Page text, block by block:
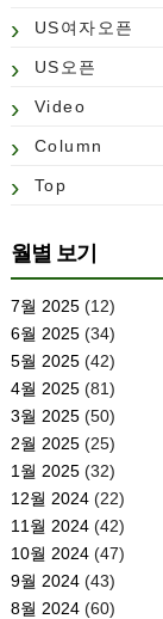
US여자오픈
US오픈
Video
Column
Top
월별 보기
7월 2025(12)
6월 2025(34)
5월 2025(42)
4월 2025(81)
3월 2025(50)
2월 2025(25)
1월 2025(32)
12월 2024(22)
11월 2024(42)
10월 2024(47)
9월 2024(43)
8월 2024(60)